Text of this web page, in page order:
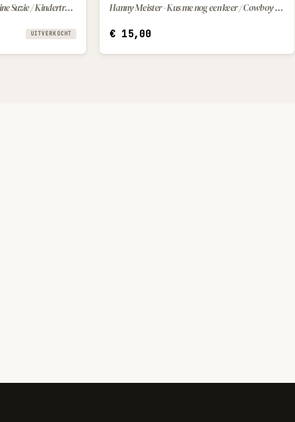
Zangeres Zonder Naam - Kleine Suzie / Kindertroost
UITVERKOCHT
IN WINKELWAGEN Hanny Meister - Kus me nog een keer / Cowboy Jim
€15,00